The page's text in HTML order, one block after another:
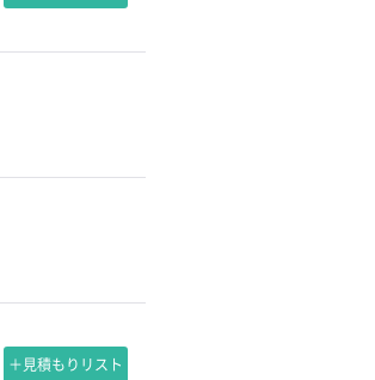
＋見積もりリスト